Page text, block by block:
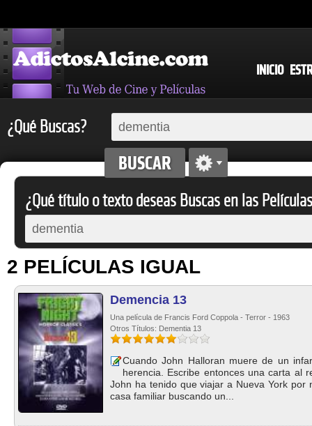
INICIO
¿Qué Buscas?
¿Qué título o texto deseas Buscas en las
2 PELÍCULAS IGUAL
Demencia 13
Una película de Francis Ford Coppola - Terror - 1963
Otros Títulos: Dementia 13
Cuando John Halloran muere de un
herencia. Escribe entonces una carta al
John ha tenido que viajar a Nueva York por
casa familiar buscando un...